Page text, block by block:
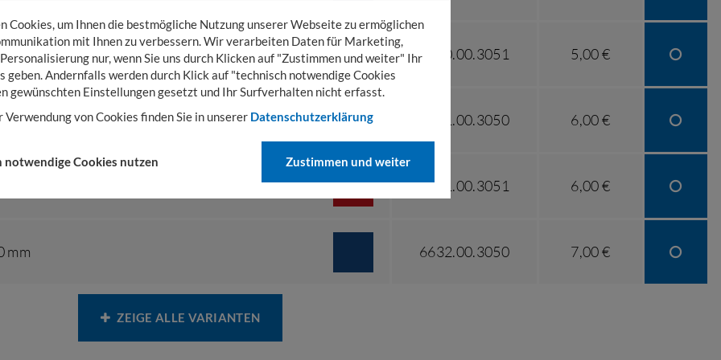
6630.00.3051 5,00 €
mm 6631.00.3050 6,00 €
6631.00.3051 6,00 €
mm 6632.00.3050 7,00 €
ZEIGE ALLE VARIANTEN
Cookies, um Ihnen die bestmögliche Nutzung unserer Webseite zu ermöglichen
mit Ihnen zu verbessern. Wir verarbeiten Daten für Marketing,
nur, wenn Sie uns durch Klicken auf "Zustimmen und weiter" Ihr
geben. Andernfalls werden durch Klick auf "technisch notwendige Cookies
gewünschten Einstellungen gesetzt und Ihr Surfverhalten nicht erfasst.
Verwendung von Cookies finden Sie in unserer Datenschutzerklärung
notwendige Cookies nutzen Zustimmen und weiter